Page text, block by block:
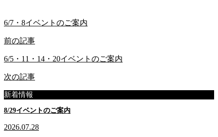
6/7・8イベントのご案内
前の記事
6/5・11・14・20イベントのご案内
次の記事
新着情報
8/29イベントのご案内
2026.07.28